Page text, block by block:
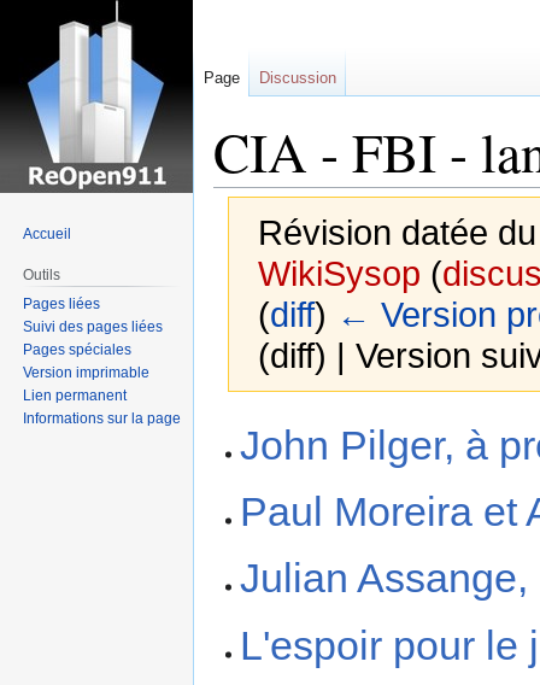
CIA - FBI -
Révision datée
WikiSysop (
(diff) ← Version
(diff) | Version
navigation
recherche
John Pilger, à
Paul Moreira et
Julian
L'espoir pour le
Page Discussion
Accueil
Outils
Pages liées
Suivi des pages liées
Pages spéciales
Version imprimable
Lien permanent
Informations sur la page